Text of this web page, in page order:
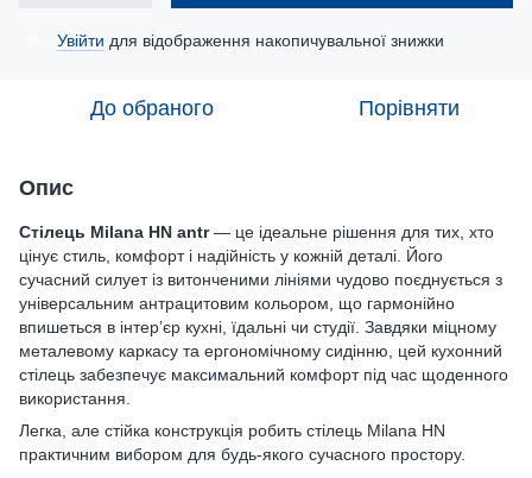
Увійти для відображення накопичувальної знижки
До обраного Порівняти
Опис
Стілець Milana HN antr— це ідеальне рішення для тих, хто
цінує стиль, комфорт і надійність у кожній деталі. Його
сучасний силует із витонченими лініями чудово поєднується з
універсальним антрацитовим кольором, що гармонійно
впишеться в інтер’єр кухні, їдальні чи студії. Завдяки міцному
металевому каркасу та ергономічному сидінню, цей кухонний
стілець забезпечує максимальний комфорт під час щоденного
використання.
Легка, але стійка конструкція робить стілець Milana HN
практичним вибором для будь-якого сучасного простору.